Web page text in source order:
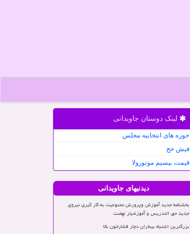
لینک دوستان جاویدانی
حوزه های انتخابیه مجلس
فیش حج
قیمت بیسیم موتورولا
دیدنیهای جاویدانی
بخشنامه جدید آموزش وپرورش ممنوعیت به کار گیری نیروی
جدید حق التدریس و آموزشیار نهضت
بزرگترین اشتباه بیماران دچار فشارخون بالا